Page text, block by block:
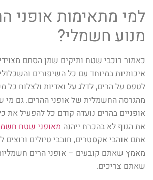
למי מתאימות אופני
מנוע חשמלי?
כאמור רוכבי שטח ותיקים שמן הסתם
איכותיות במיוחד עם כל השיפורים
לטפס על הרים, לדלג על ואדיות ולצלוח כל
מהגרסה החשמלית של אופני ההרים. גם מי
אופניים בהרים נועדה קודם כל להפעיל את
את הגוף לא בהכרח ייהנה מאופני שטח
אתם אוהבי אקסטרים, חובבי טיולים
מאמץ שאתם קובעים – אופני הרים
שאתם צריכים.